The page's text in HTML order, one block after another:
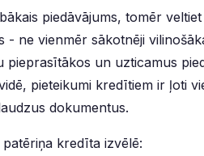
piedāvājums, tomēr
- ne vienmēr sākotnēji
pieprasītākos un uzticamus
pieteikumi kredītiem ir ļoti
dokumentus.
kredīta izvēlē: